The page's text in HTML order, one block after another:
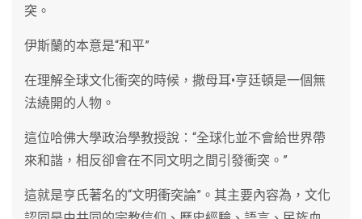
突。
伊斯蘭的本意是“和平”
在理解全球文化衝突的時候，撒母耳•亨廷頓是一個無
法繞開的人物。
這位哈佛大學政治學教授說：“全球化並不會給世界帶
來和諧，相反卻會在不同文明之間引發衝突。”
這就是亨氏著名的“文明衝突論”。其主要內容為，文化